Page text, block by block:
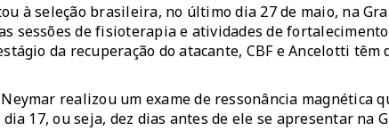
à seleção brasileira, no último dia 27 de maio, na
sessões de fisioterapia e atividades de
da recuperação do atacante, CBF e Ancelotti
realizou um exame de ressonância magnética
17, ou seja, dez dias antes de ele se apresentar na